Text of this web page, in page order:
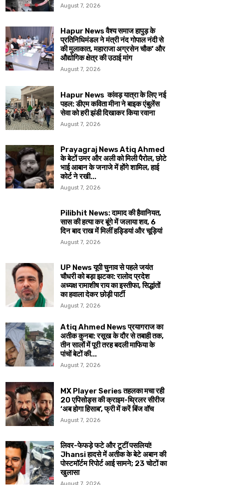
August 7, 2026
Hapur News वैश्य समाज हापुड़ के
प्रतिनिधिमंडल ने मंत्री नंद गोपाल नंदी से
की मुलाकात, महाराजा अग्रसेन चौक’ और
औद्योगिक क्षेत्र की उठाई मांग
August 7, 2026
Hapur News कांवड़ यात्रा के लिए नई
पहल: डीएम कविता मीना ने बाइक एंबुलेंस
सेवा को हरी झंडी दिखाकर किया रवाना
August 7, 2026
Prayagraj News Atiq Ahmed
के बेटों उमर और अली को मिली पैरोल, छोटे
भाई आबान के जनाजे में होंगे शामिल, हाई
कोर्ट ने रखी...
August 7, 2026
Pilibhit News: दामाद की हैवानियत,
सास की हत्या कर बूंगे में जलाया शव, 6
दिन बाद राख में मिलीं हड्डियां और चूड़ियां
August 7, 2026
UP News यूपी चुनाव से पहले जयंत
चौधरी को बड़ा झटका: रालोद प्रदेश
अध्यक्ष रामाशीष राय का इस्तीफा, सिद्धांतों
का हवाला देकर छोड़ी पार्टी
August 7, 2026
Atiq Ahmed News प्रयागराज का
अतीक कुनबा: रसूख के दौर से तबाही तक,
तीन सालों में पूरी तरह बदली माफिया के
पांचों बेटों की...
August 7, 2026
MX Player Series तहलका मचा रही
20 एपिसोड्स की क्राइम-थ्रिलर सीरीज
‘अब होगा हिसाब’, फ्री में करें बिंज वॉच
August 7, 2026
लिवर-फेफड़े फटे और टूटीं पसलियां!
Jhansi हादसे में अतीक के बेटे अबान की
पोस्टमॉर्टम रिपोर्ट आई सामने; 23 चोटों का
खुलासा
August 7, 2026